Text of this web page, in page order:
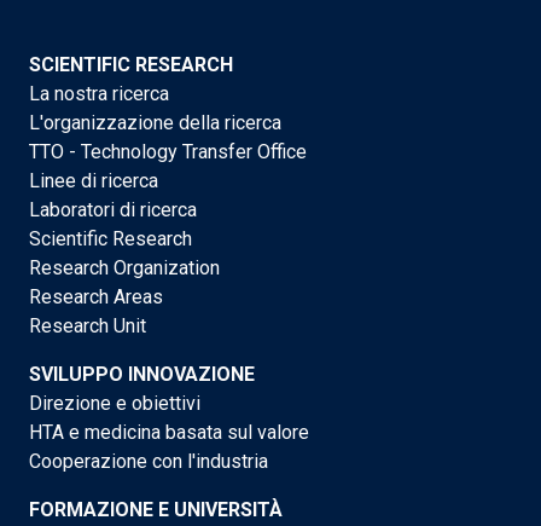
SCIENTIFIC RESEARCH
La nostra ricerca
L'organizzazione della ricerca
TTO - Technology Transfer Office
Linee di ricerca
Laboratori di ricerca
Scientific Research
Research Organization
Research Areas
Research Unit
SVILUPPO INNOVAZIONE
Direzione e obiettivi
HTA e medicina basata sul valore
Cooperazione con l'industria
FORMAZIONE E UNIVERSITÀ